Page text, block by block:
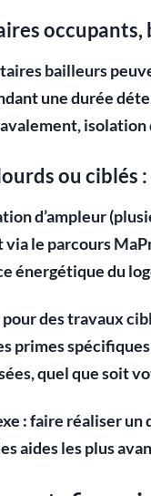
occupants,
bailleurs
une durée
isolation
ou ciblés
d’ampleur
le parcours
énergétique du
destravaux
primes
quel que soit
: faire réaliser un
aides les plus